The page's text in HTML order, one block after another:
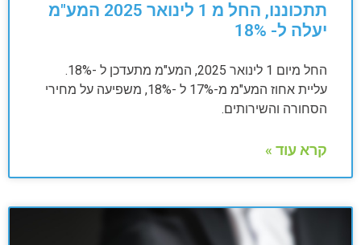
תתכוננו, החל מ 1 לינואר 2025 המע"מ
יעלה ל- 18%
החל מיום 1 לינואר 2025, המע"מ מתעדכן ל -18%.
עליית אחוז המע"מ מ-17% ל -18%, משפיעה על מחירי
הסחורה והשירותים.
קרא עוד »